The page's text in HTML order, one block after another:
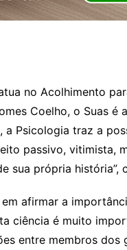
no Acolhimento
Coelho, o Suas
a Psicologia traz a
passivo, vitimista,
sua própria história”,
afirmar a
ciência é muito
entre membros